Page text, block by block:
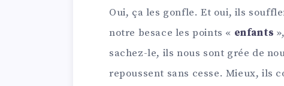
Oui, ça les gonfle. Et oui, ils
notre besace les points « enfants
sachez-le, ils nous sont grée de
repoussent sans cesse. Mieux, ils